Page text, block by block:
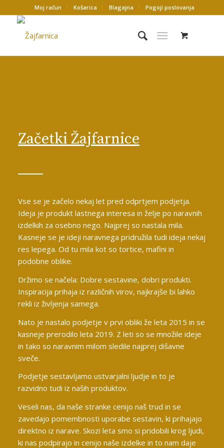
Moj račun Košarica Blagajna Pogoji poslovanja
Začetki Žajfarnice
Vse se je začelo nekaj let pred odprtjem podjetja.
Ideja je produkt lastnega interesa in želje po naravnih
izdelkih za osebno nego. Najprej so nastala mila.
Kasneje se je ideji naravnega pridružila tudi ideja nekaj
res lepega. Od tu mila kot so tortice, mafini in
podobne oblike.
Držimo se načela: Dobre sestavine, dobri produkti.
Inspiracija prihaja iz različnih virov, najkrajše bi lahko
rekli iz življenja samega.
Nato je nastalo podjetje v prvi obliki že leta 2015 in se
kasneje prerodilo leta 2019. Z leti so se množile ideje
in tako so naravnim milom sledile najprej dišavne
sveče.
Podjetje sestavljamo ustvarjalni ljudje in to je
razvidno tudi iz naših produktov.
Veseli nas, da naše stranke cenijo naš trud in se
zavedajo pomembnosti uporabe sestavin, ki prihajajo
direktno iz narave. Skozi leta smo si pridobili krog ljudi,
ki nas podpirajo in cenijo naše izdelke in to nam daje